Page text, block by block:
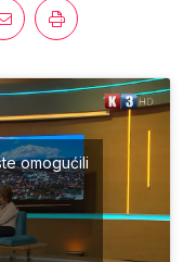
omogućili